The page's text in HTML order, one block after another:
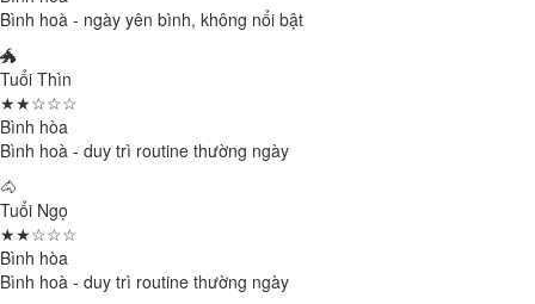
Bình hoà - ngày yên bình, không nổi bật
🐲
Tuổi Thìn
★★☆☆☆
Bình hòa
Bình hoà - duy trì routine thường ngày
🐴
Tuổi Ngọ
★★☆☆☆
Bình hòa
Bình hoà - duy trì routine thường ngày